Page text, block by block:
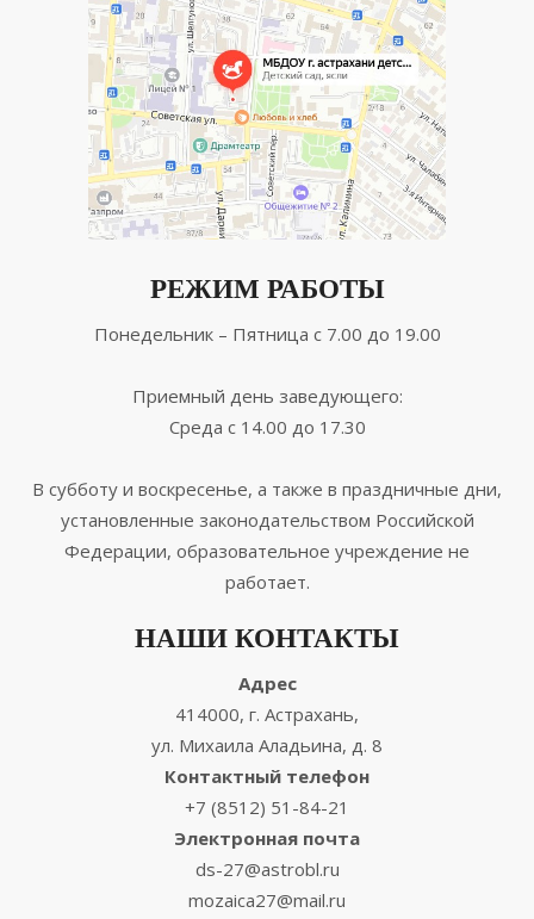
РЕЖИМ РАБОТЫ
Понедельник – Пятница с 7.00 до 19.00
Приемный день заведующего:
Среда с 14.00 до 17.30
В субботу и воскресенье, а также в праздничные дни,
установленные законодательством Российской
Федерации, образовательное учреждение не
работает.
НАШИ КОНТАКТЫ
Адрес
414000, г. Астрахань,
ул. Михаила Аладьина, д. 8
Контактный телефон
+7 (8512) 51-84-21
Электронная почта
ds-27@astrobl.ru
mozaica27@mail.ru